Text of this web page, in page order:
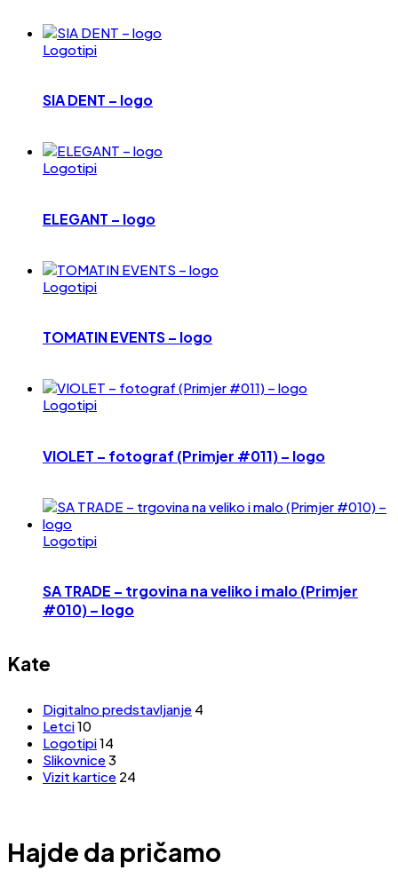
Logotipi
SIA DENT – logo
Logotipi
ELEGANT – logo
Logotipi
TOMATIN EVENTS – logo
Logotipi
VIOLET – fotograf (Primjer #011) – logo
Logotipi
SA TRADE – trgovina na veliko i malo (Primjer
#010) – logo
Kate
Digitalno predstavljanje 4
Letci10
Logotipi14
Slikovnice3
Vizit kartice 24
Hajde da pričamo